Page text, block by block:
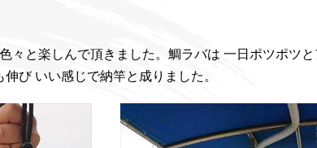
々と楽しんで頂きました。鯛ラバは 一日ポツポツ
び いい感じで納竿と成りました。